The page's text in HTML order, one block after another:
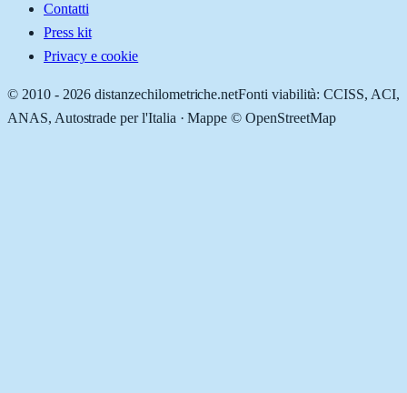
Contatti
Press kit
Privacy e cookie
© 2010 - 2026 distanzechilometriche.netFonti viabilità: CCISS, ACI,
ANAS, Autostrade per l'Italia · Mappe © OpenStreetMap